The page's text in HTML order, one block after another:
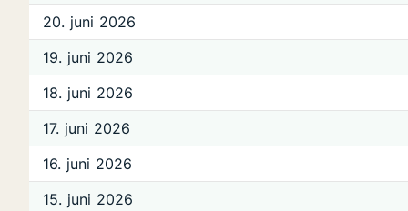
20. juni 2026
19. juni 2026
18. juni 2026
17. juni 2026
16. juni 2026
15. juni 2026